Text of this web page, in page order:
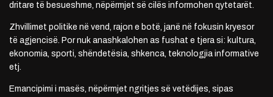
dritare të besueshme, nëpërmjet së cilës informohen qytetarët.
Zhvillimet politike në vend, rajon e botë, janë në fokusin kryesor
të agjencisë. Por nuk anashkalohen as fushat e tjera si: kultura,
ekonomia, sporti, shëndetësia, shkenca, teknologjia informative
etj.
Emancipimi i masës, nëpërmjet ngritjes së vetëdijes, sipas